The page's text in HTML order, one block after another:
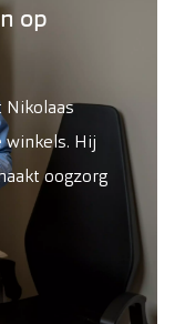
op
Nikolaas
winkels. Hij
oogzorg